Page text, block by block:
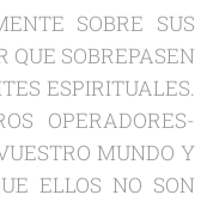
SOBRE SUS
SOBREPASEN
ESPIRITUALES.
OPERADORES-
MUNDO Y
ELLOS NO SON